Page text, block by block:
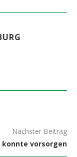
Nächster Beitrag
konnte vorsorgen